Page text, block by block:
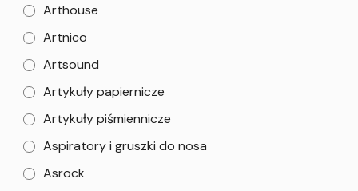
Arthouse
Artnico
Artsound
Artykuły papiernicze
Artykuły piśmiennicze
Aspiratory i gruszki do nosa
Asrock